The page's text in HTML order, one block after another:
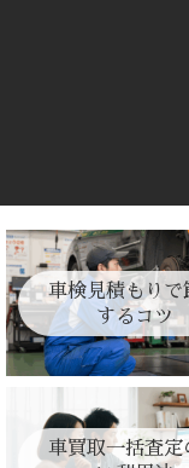
車検見積もりで
するコツ
車買取一括査定